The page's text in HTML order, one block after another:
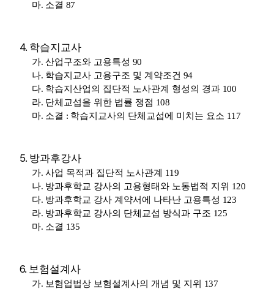
마. 소결 87
4. 학습지교사
가. 산업구조와 고용특성 90
나. 학습지교사 고용구조 및 계약조건 94
다. 학습지산업의 집단적 노사관계 형성의 경과 100
라. 단체교섭을 위한 법률 쟁점 108
마. 소결 : 학습지교사의 단체교섭에 미치는 요소 117
5. 방과후강사
가. 사업 목적과 집단적 노사관계 119
나. 방과후학교 강사의 고용형태와 노동법적 지위 120
다. 방과후학교 강사 계약서에 나타난 고용특성 123
라. 방과후학교 강사의 단체교섭 방식과 구조 125
마. 소결 135
6. 보험설계사
가. 보험업법상 보험설계사의 개념 및 지위 137